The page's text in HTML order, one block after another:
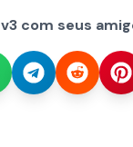
com seus